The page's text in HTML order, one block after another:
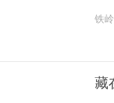
铁
藏